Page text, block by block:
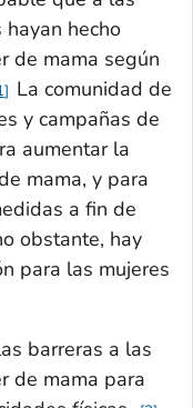
hecho
de mama según
La comunidad de
y campañas de
aumentar la
mama, y para
a fin de
obstante, hay
para las mujeres
barreras a las
de mama para